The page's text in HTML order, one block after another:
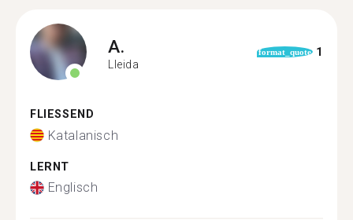
A.
Lleida
format_quote 1
FLIESSEND
Katalanisch
LERNT
Englisch